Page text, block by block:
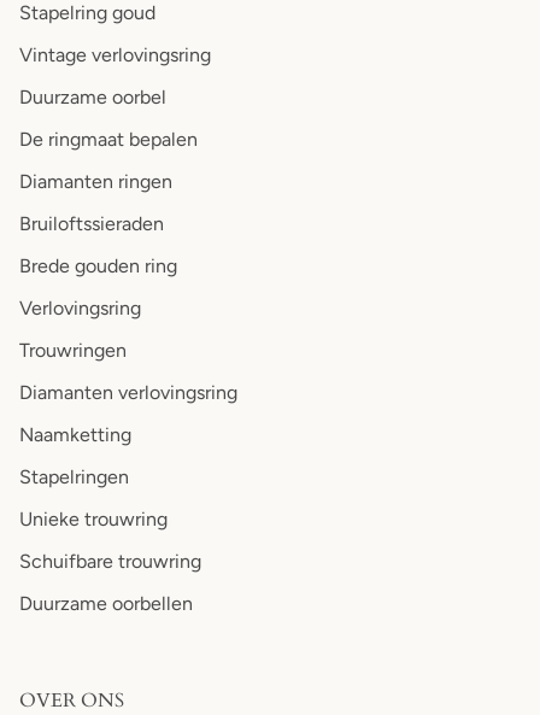
Stapelring goud
Vintage verlovingsring
Duurzame oorbel
De ringmaat bepalen
Diamanten ringen
Bruiloftssieraden
Brede gouden ring
Verlovingsring
Trouwringen
Diamanten verlovingsring
Naamketting
Stapelringen
Unieke trouwring
Schuifbare trouwring
Duurzame oorbellen
OVER ONS